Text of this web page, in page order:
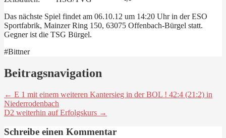
Das nächste Spiel findet am 06.10.12 um 14:20 Uhr in der ESO
Sportfabrik, Mainzer Ring 150, 63075 Offenbach-Bürgel statt.
Gegner ist die TSG Bürgel.
#Bittner
Beitragsnavigation
← E 1 mit einem weiteren Kantersieg in der BOL ! 42:4 (21:2) in
Niederrodenbach
D2 weiterhin auf Erfolgskurs →
Schreibe einen Kommentar